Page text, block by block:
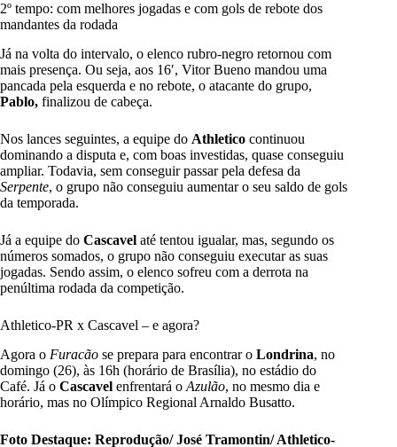
2º tempo: com melhores jogadas e com gols de rebote dos
mandantes da rodada
Já na volta do intervalo, o elenco rubro-negro retornou com
mais presença. Ou seja, aos 16′, Vitor Bueno mandou uma
pancada pela esquerda e no rebote, o atacante do grupo,
Pablo, finalizou de cabeça.
Nos lances seguintes, a equipe do Athletico continuou
dominando a disputa e, com boas investidas, quase conseguiu
ampliar. Todavia, sem conseguir passar pela defesa da
Serpente, o grupo não conseguiu aumentar o seu saldo de gols
da temporada.
Já a equipe do Cascavel até tentou igualar, mas, segundo os
números somados, o grupo não conseguiu executar as suas
jogadas. Sendo assim, o elenco sofreu com a derrota na
penúltima rodada da competição.
Athletico-PR x Cascavel – e agora?
Agora o Furacão se prepara para encontrar o Londrina, no
domingo (26), às 16h (horário de Brasília), no estádio do
Café. Já o Cascavel enfrentará o Azulão, no mesmo dia e
horário, mas no Olímpico Regional Arnaldo Busatto.
Foto Destaque: Reprodução/ José Tramontin/ Athletico-